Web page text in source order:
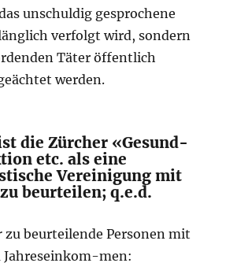
unschuldig gesprochene
verfolgt wird, sondern
Täter öffentlich
werden.
die Zürcher «Gesund­
etc. als eine
Vereini­gung mit
beurteilen; q.e.d.
zu beurteilende Personen mit
men: